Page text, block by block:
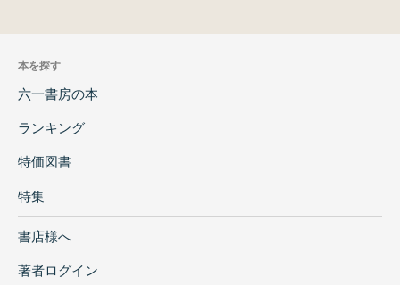
本を探す
六一書房の本
ランキング
特価図書
特集
書店様へ
著者ログイン